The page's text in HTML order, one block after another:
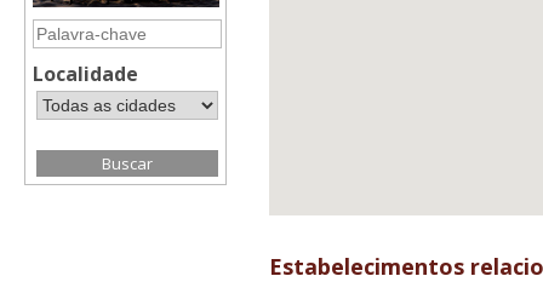
Localidade
Estabelecimentos